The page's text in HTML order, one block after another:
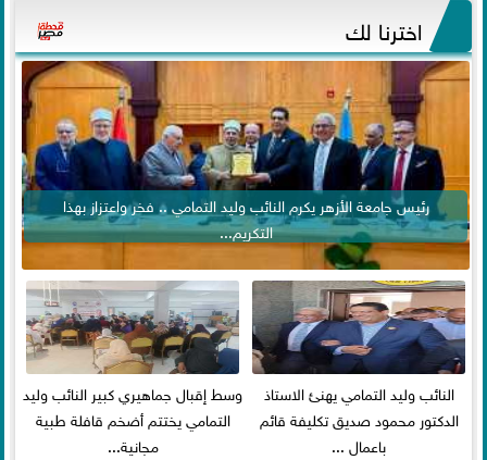
اخترنا لك
رئيس جامعة الأزهر يكرم النائب وليد التمامي .. فخر واعتزاز بهذا
التكريم...
النائب وليد التمامي يهنئ الاستاذ
الدكتور محمود صديق تكليفة قائم
باعمال ...
وسط إقبال جماهيري كبير النائب وليد
التمامي يختتم أضخم قافلة طبية
مجانية...